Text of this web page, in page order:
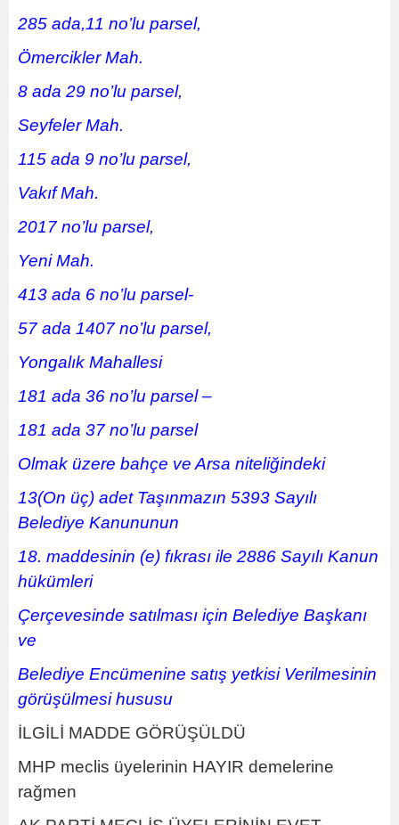
285 ada,11 no’lu parsel,
Ömercikler Mah.
8 ada 29 no’lu parsel,
Seyfeler Mah.
115 ada 9 no’lu parsel,
Vakıf Mah.
2017 no’lu parsel,
Yeni Mah.
413 ada 6 no’lu parsel-
57 ada 1407 no’lu parsel,
Yongalık Mahallesi
181 ada 36 no’lu parsel –
181 ada 37 no’lu parsel
Olmak üzere bahçe ve Arsa niteliğindeki
13(On üç) adet Taşınmazın 5393 Sayılı
Belediye Kanununun
18. maddesinin (e) fıkrası ile 2886 Sayılı Kanun
hükümleri
Çerçevesinde satılması için Belediye Başkanı
ve
Belediye Encümenine satış yetkisi Verilmesinin
görüşülmesi hususu
İLGİLİ MADDE GÖRÜŞÜLDÜ
MHP meclis üyelerinin HAYIR demelerine
rağmen